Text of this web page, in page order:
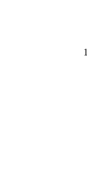
در جدول بالا، نمودار داده‌های تبدیل جامع HIMSON به USD را مشاهده می‌کنید که رابطه ارزش دلار را در مقادیر مختلف تبدیل رایج نشان می‌دهد. این فهرست نرخ‌های مبادله از 1